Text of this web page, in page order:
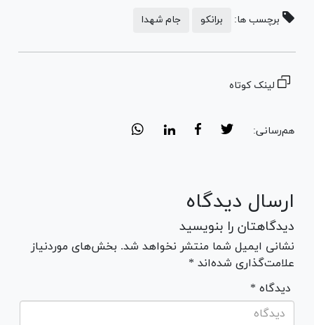
برچسب ها: برانکو جام شهدا
لینک کوتاه
هم‌رسانی:
ارسال دیدگاه
دیدگاهتان را بنویسید
نشانی ایمیل شما منتشر نخواهد شد. بخش‌های موردنیاز
علامت‌گذاری شده‌اند *
* دیدگاه